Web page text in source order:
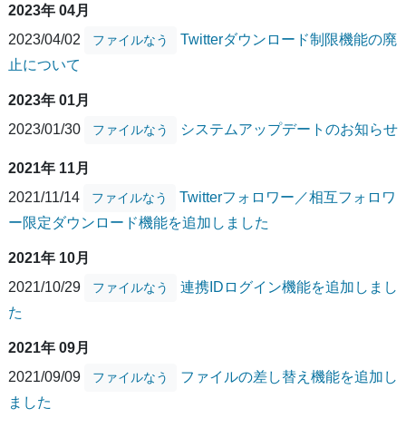
2023年 04月
2023/04/02
ファイルなう
Twitterダウンロード制限機能の廃
止について
2023年 01月
2023/01/30
ファイルなう システムアップデートのお知らせ
2021年 11月
2021/11/14
ファイルなう
Twitterフォロワー／相互フォロワ
ー限定ダウンロード機能を追加しました
2021年 10月
2021/10/29
ファイルなう
連携IDログイン機能を追加しまし
た
2021年 09月
2021/09/09
ファイルなう
ファイルの差し替え機能を追加し
ました